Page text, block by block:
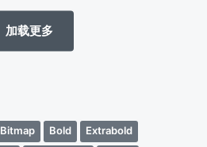
加载更多
Bitmap Bold
Extrabold